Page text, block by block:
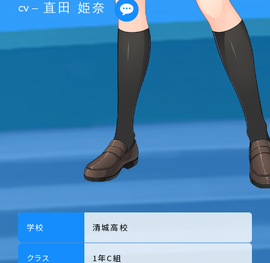
CV 直田 姫奈
学校 清城高校
クラス 1年C組